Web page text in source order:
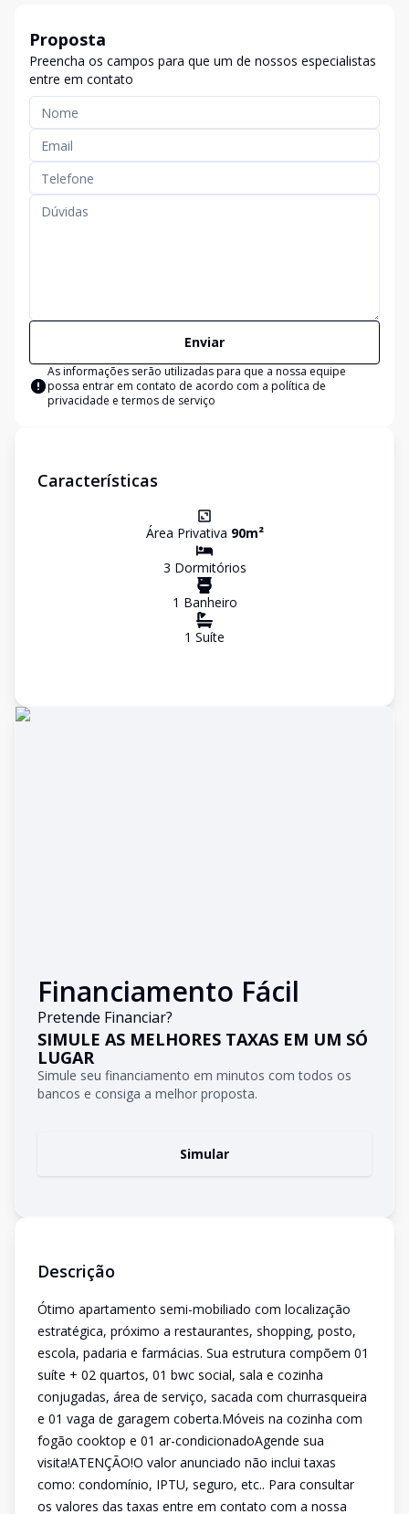
Proposta
Preencha os campos para que um de nossos especialistas
entre em contato
Enviar
As informações serão utilizadas para que a nossa equipe
possa entrar em contato de acordo com a política de
privacidade e termos de serviço
Características
Área Privativa 90m²
3 Dormitórios
1 Banheiro
1 Suíte
Financiamento Fácil
Pretende Financiar?
SIMULE AS MELHORES TAXAS EM UM SÓ
LUGAR
Simule seu financiamento em minutos com todos os
bancos e consiga a melhor proposta.
Simular
Descrição
Ótimo apartamento semi-mobiliado com localização
estratégica, próximo a restaurantes, shopping, posto,
escola, padaria e farmácias. Sua estrutura compõem 01
suíte + 02 quartos, 01 bwc social, sala e cozinha
conjugadas, área de serviço, sacada com churrasqueira
e 01 vaga de garagem coberta.Móveis na cozinha com
fogão cooktop e 01 ar-condicionadoAgende sua
visita!ATENÇÃO!O valor anunciado não inclui taxas
como: condomínio, IPTU, seguro, etc.. Para consultar
os valores das taxas entre em contato com a nossa